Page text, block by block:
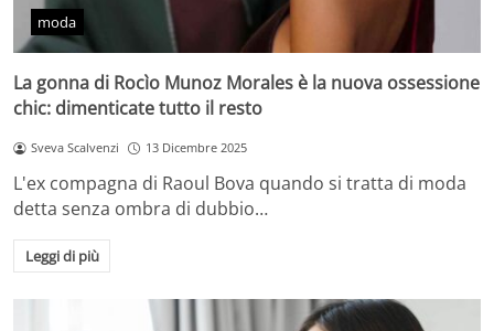
moda
La gonna di Rocìo Munoz Morales è la nuova ossessione
chic: dimenticate tutto il resto
Sveva Scalvenzi 13 Dicembre 2025
L'ex compagna di Raoul Bova quando si tratta di moda
detta senza ombra di dubbio…
Leggi di più